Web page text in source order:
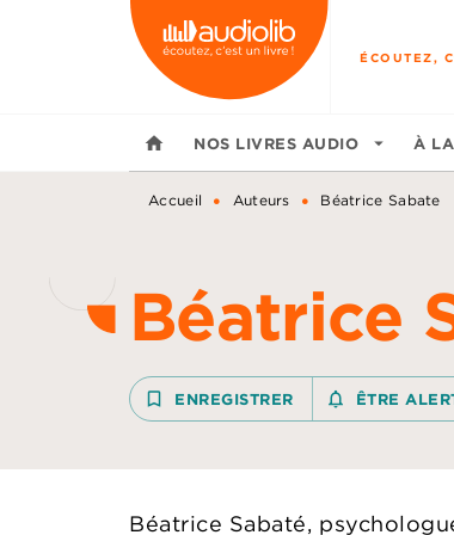
MENU RECHERCHE
ÉCOUTEZ,
home NOS LIVRES AUDIO arrow_drop_down À
Accueil • Auteurs • Béatrice Sabate
Béatrice
bookmark_border ENREGISTRER ÊTRE
Béatrice Sabaté,